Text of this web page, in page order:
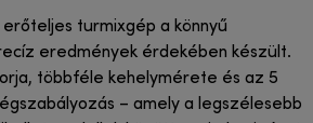
turmixgép a könnyű
eredmények érdekében készült.
többféle kehelymérete és az 5
– amely a legszélesebb